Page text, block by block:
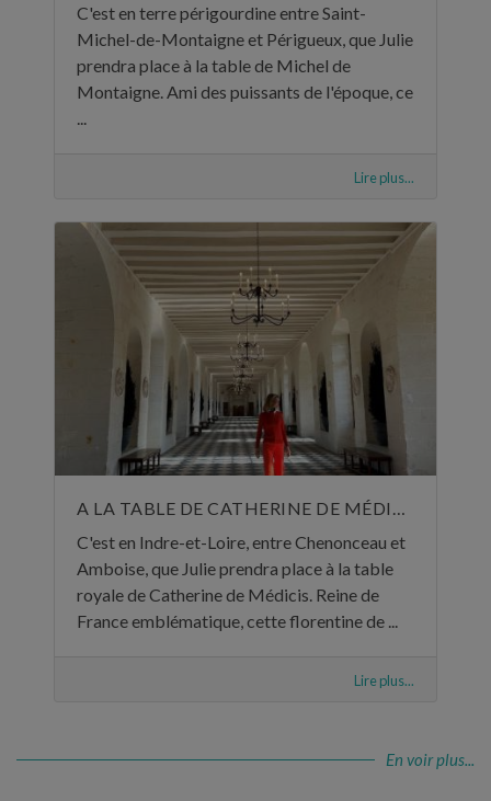
C'est en terre périgourdine entre Saint-
Michel-de-Montaigne et Périgueux, que Julie
prendra place à la table de Michel de
Montaigne. Ami des puissants de l'époque, ce
...
Lire plus...
A LA TABLE DE CATHERINE DE MÉDICIS
C'est en Indre-et-Loire, entre Chenonceau et
Amboise, que Julie prendra place à la table
royale de Catherine de Médicis. Reine de
France emblématique, cette florentine de ...
Lire plus...
En voir plus...